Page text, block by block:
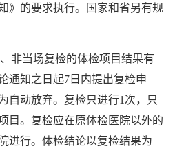
》的要求执行。国家和省另有规
非当场复检的体检项目结果有
通知之日起7日内提出复检申
自动放弃。复检只进行1次，只
目。复检应在原体检医院以外的
进行。体检结论以复检结果为